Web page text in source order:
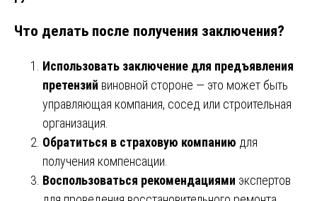
Что делать после получения заключения?
Использовать заключение для предъявления
претензий виновной стороне — это может быть
управляющая компания, сосед или строительная
организация.
Обратиться в страховую компанию для
получения компенсации.
Воспользоваться рекомендациями экспертов